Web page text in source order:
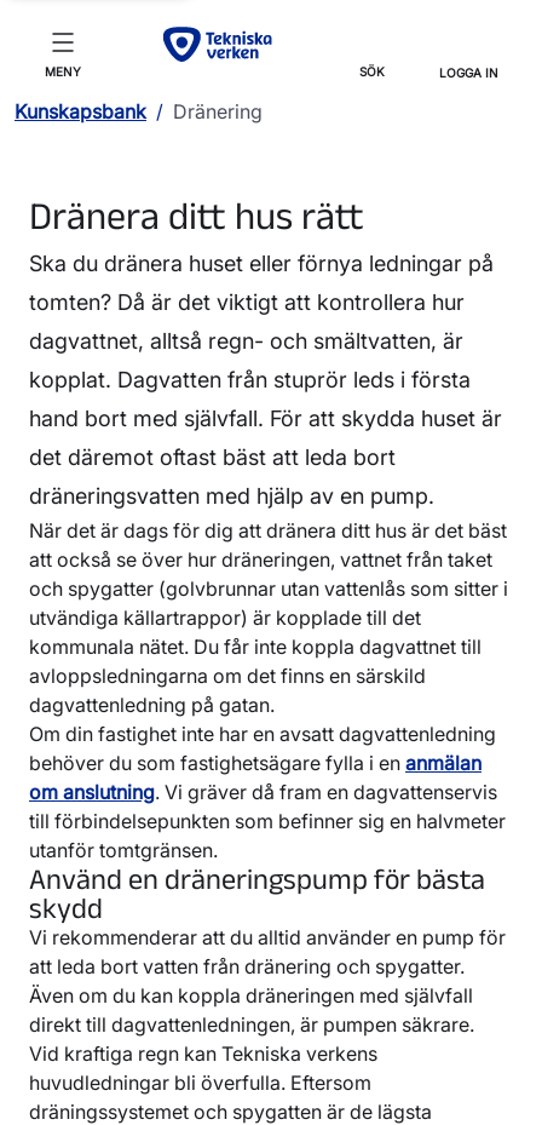
MENY SÖK LOGGA IN
Kunskapsbank / Dränering
Dränera ditt hus rätt
Ska du dränera huset eller förnya ledningar på
tomten? Då är det viktigt att kontrollera hur
dagvattnet, alltså regn- och smältvatten, är
kopplat. Dagvatten från stuprör leds i första
hand bort med självfall. För att skydda huset är
det däremot oftast bäst att leda bort
dräneringsvatten med hjälp av en pump.
När det är dags för dig att dränera ditt hus är det bäst
att också se över hur dräneringen, vattnet från taket
och spygatter (golvbrunnar utan vattenlås som sitter i
utvändiga källartrappor) är kopplade till det
kommunala nätet. Du får inte koppla dagvattnet till
avloppsledningarna om det finns en särskild
dagvattenledning på gatan.
Om din fastighet inte har en avsatt dagvattenledning
behöver du som fastighetsägare fylla i en anmälan
om anslutning. Vi gräver då fram en dagvattenservis
till förbindelsepunkten som befinner sig en halvmeter
utanför tomtgränsen.
Använd en dräneringspump för bästa
skydd
Vi rekommenderar att du alltid använder en pump för
att leda bort vatten från dränering och spygatter.
Även om du kan koppla dräneringen med självfall
direkt till dagvattenledningen, är pumpen säkrare.
Vid kraftiga regn kan Tekniska verkens
huvudledningar bli överfulla. Eftersom
dräningssystemet och spygatten är de lägsta